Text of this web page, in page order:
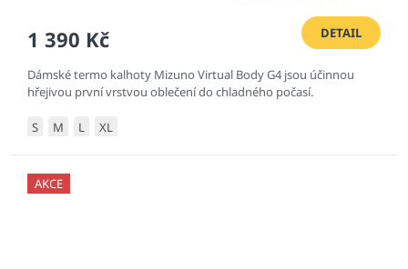
1 390 Kč DETAIL
Dámské termo kalhoty Mizuno Virtual Body G4 jsou účinnou
hřejivou první vrstvou oblečení do chladného počasí.
S M L XL
AKCE